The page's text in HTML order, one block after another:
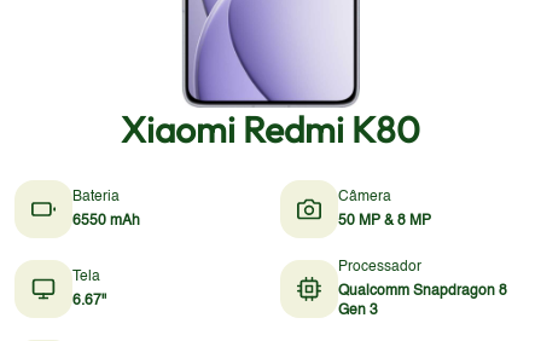
Xiaomi Redmi K80
Bateria
6550 mAh
Câmera
50 MP & 8 MP
Tela
6.67"
Processador
Qualcomm Snapdragon 8
Gen 3